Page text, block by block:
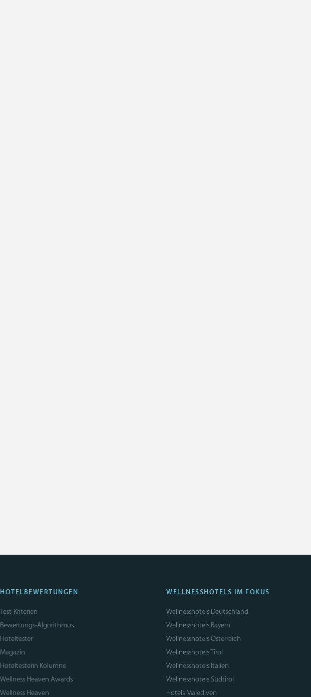
HOTELBEWERTUNGEN
Test-Kriterien
Bewertungs-Algorithmus
Hoteltester
Magazin
Hoteltesterin Kolumne
Wellness Heaven Awards
Wellness Heaven
WELLNESSHOTELS IM FOKUS
Wellnesshotels Deutschland
Wellnesshotels Bayern
Wellnesshotels Österreich
Wellnesshotels Tirol
Wellnesshotels Italien
Wellnesshotels Südtirol
Hotels Malediven